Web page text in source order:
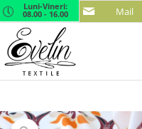
Mail
Luni-Vineri:
08.00 - 16.00